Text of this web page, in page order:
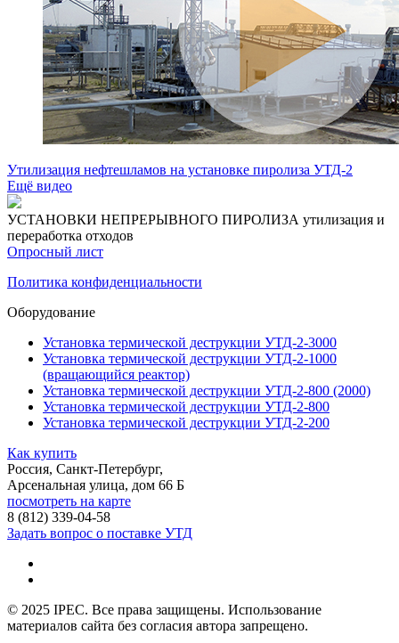
Утилизация нефтешламов на установке пиролиза УТД-2
Ещё видео
УСТАНОВКИ НЕПРЕРЫВНОГО ПИРОЛИЗА утилизация и
переработка отходов
Опросный лист
Политика конфиденциальности
Оборудование
Установка термической деструкции УТД-2-3000
Установка термической деструкции УТД-2-1000
(вращающийся реактор)
Установка термической деструкции УТД-2-800 (2000)
Установка термической деструкции УТД-2-800
Установка термической деструкции УТД-2-200
Как купить
Россия, Санкт-Петербург,
Арсенальная улица, дом 66 Б
посмотреть на карте
8 (812) 339-04-58
Задать вопрос о поставке УТД
© 2025 IPEC. Все права защищены. Использование
материалов сайта без согласия автора запрещено.